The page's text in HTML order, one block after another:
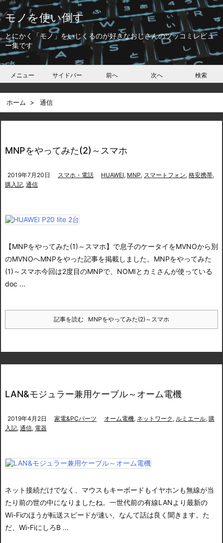
モノを使い倒す
とにかく「モノ」をいじくるのが好きなおじさんのツッコミレビュ
ー集です
メニュー サイドバー 前へ 次へ 検索
ホーム > 通信
MNPをやってみた(2)～スマホ
2019年7月20日 スマホ・電話 HUAWEI, MNP, スマートフォン, 格安携帯,
購入記, 通信
【MNPをやってみた(1)～スマホ】で息子のケータイをMVNOから別
のMVNOへMNPをやった記事を掲載しました。 MNPをやってみた
(1)～スマホ今回は2度目のMNPで、NOMIとカミさんが使っている
doc ...
記事を読む MNPをやってみた(2)～スマホ
LAN&モジュラー兼用ケーブル～オーム電機
2019年4月2日 家電&PCパーツ オーム電機, ネットワーク , ルミエール, 購
入記, 通信, 電器
ネット接続だけでなく、マウスもキーボードもイヤホンも無線が当
たり前の世の中になりましたね。 一世代前の有線LANより最新の
Wi-Fiのほうが転送スピードが速い、なんて話は良く聞きます。 た
だ、Wi-FiにしろB ...